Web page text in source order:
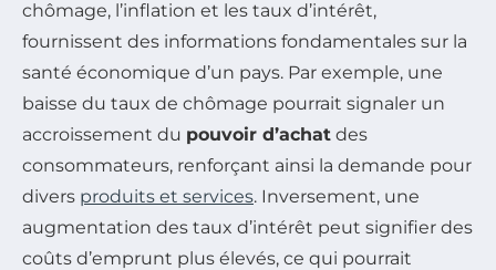
chômage, l’inflation et les taux d’intérêt,
fournissent des informations fondamentales sur la
santé économique d’un pays. Par exemple, une
baisse du taux de chômage pourrait signaler un
accroissement du pouvoir d’achat des
consommateurs, renforçant ainsi la demande pour
divers produits et services. Inversement, une
augmentation des taux d’intérêt peut signifier des
coûts d’emprunt plus élevés, ce qui pourrait